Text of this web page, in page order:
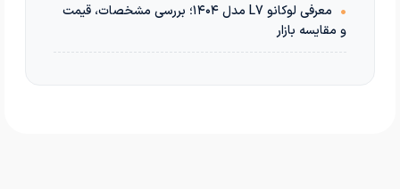
•
معرفی لوکانو L7 مدل ۱۴۰۴؛ بررسی مشخصات، قیمت
و مقایسه بازار